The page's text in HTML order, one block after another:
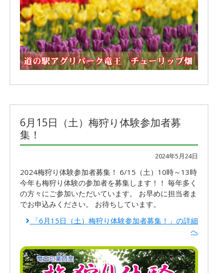
6月15日（土）梅狩り体験参加者募
集！
2024年5月24日
2024梅狩り体験参加者募集！ 6/15（土）10時～13時
今年も梅狩り体験の参加者を募集します！！ 毎年多く
の方々にご参加いただいています。 お早めに担当者ま
でお申込みください。 お待ちしています。
「6月15日（土）梅狩り体験参加者募集！」の詳細
へ